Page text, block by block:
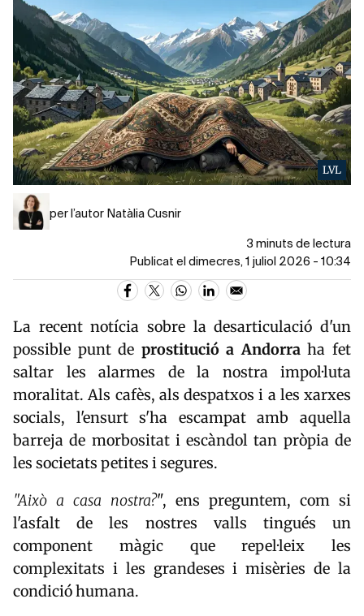
LVL
per l’autor Natàlia Cusnir
3 minuts de lectura
Publicat el dimecres, 1 juliol 2026 - 10:34
La recent notícia sobre la desarticulació d'un
possible punt de prostitució a Andorraha fet
saltar les alarmes de la nostra impol·luta
moralitat. Als cafès, als despatxos i a les xarxes
socials, l'ensurt s'ha escampat amb aquella
barreja de morbositat i escàndol tan pròpia de
les societats petites i segures.
"Això a casa nostra?", ens preguntem, com si
l'asfalt de les nostres valls tingués un
component màgic que repel·leix les
complexitats i les grandeses i misèries de la
condició humana.